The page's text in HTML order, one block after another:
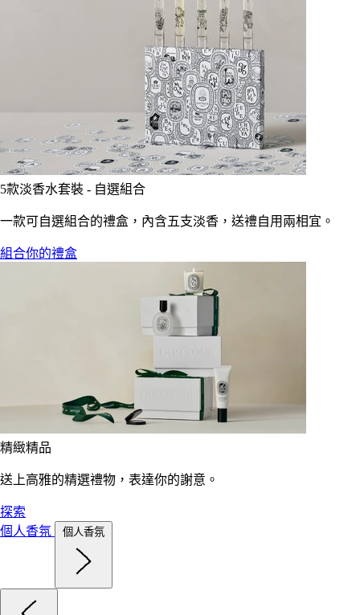
5款淡香水套裝 - 自選組合
一款可自選組合的禮盒，內含五支淡香，送禮自用兩相宜。
組合你的禮盒
精緻精品
送上高雅的精選禮物，表達你的謝意。
探索
個人香氛
個人香氛